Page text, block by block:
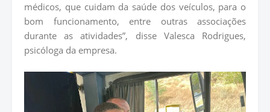
médicos, que cuidam da saúde dos veículos, para o
bom funcionamento, entre outras associações
durante as atividades”, disse Valesca Rodrigues,
psicóloga da empresa.